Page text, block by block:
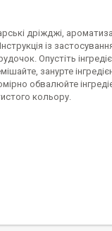
дріжджі,
із
Опустіть
занурте
обвалюйте
кольору.